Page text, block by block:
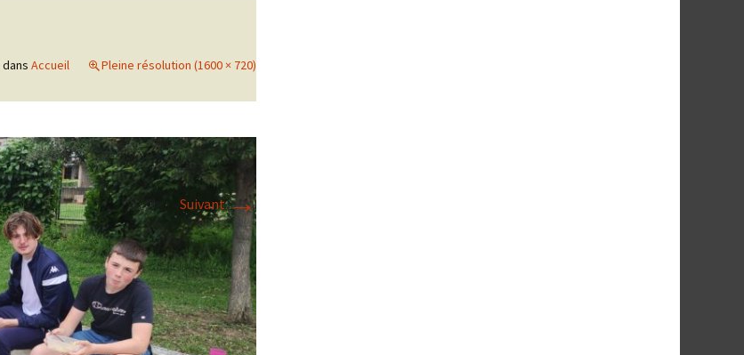
dans Accueil Pleine résolution (1600 × 720)
Suivant→